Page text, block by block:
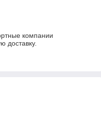
компании
доставку.